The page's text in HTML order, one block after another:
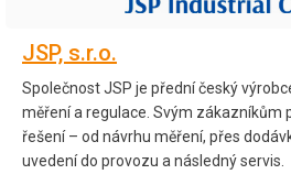
JSP, s.r.o.
Společnost JSP je přední český
měření a regulace. Svým zákazníkům
řešení – od návrhu měření, přes
uvedení do provozu a následný servis.